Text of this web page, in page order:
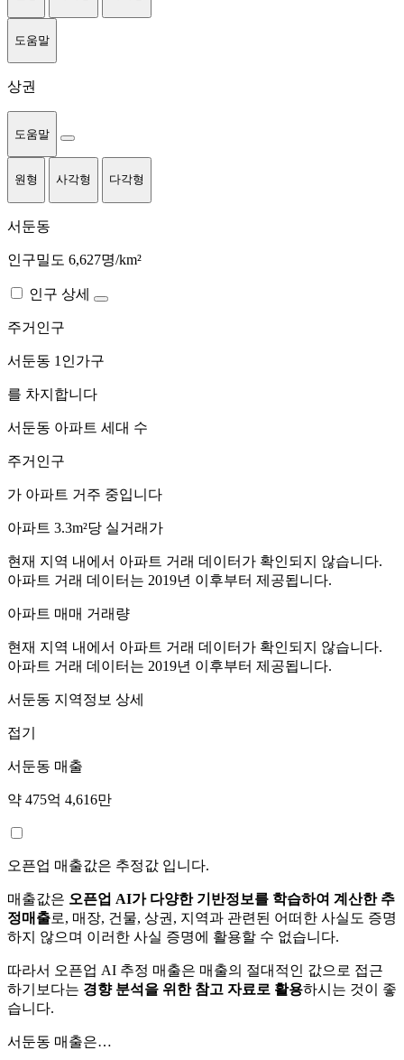
도움말
상권
도움말
원형 사각형 다각형
서둔동
인구밀도 6,627명/km²
인구 상세
주거인구
서둔동 1인가구
를 차지합니다
서둔동 아파트 세대 수
주거인구
가 아파트 거주 중입니다
아파트 3.3m²당 실거래가
현재 지역 내에서 아파트 거래 데이터가 확인되지 않습니다.
아파트 거래 데이터는 2019년 이후부터 제공됩니다.
아파트 매매 거래량
현재 지역 내에서 아파트 거래 데이터가 확인되지 않습니다.
아파트 거래 데이터는 2019년 이후부터 제공됩니다.
서둔동 지역정보 상세
접기
서둔동 매출
약 475억 4,616만
오픈업 매출값은 추정값 입니다.
매출값은 오픈업 AI가 다양한 기반정보를 학습하여 계산한 추
정매출로, 매장, 건물, 상권, 지역과 관련된 어떠한 사실도 증명
하지 않으며 이러한 사실 증명에 활용할 수 없습니다.
따라서 오픈업 AI 추정 매출은 매출의 절대적인 값으로 접근
하기보다는 경향 분석을 위한 참고 자료로 활용하시는 것이 좋
습니다.
서둔동 매출은…